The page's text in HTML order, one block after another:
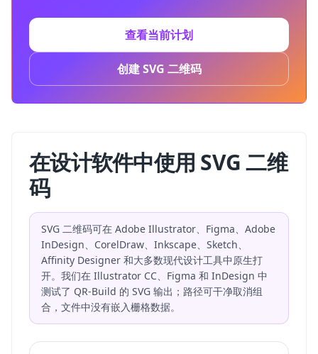
查看当前计划
创建 SVG 二维码
在设计软件中使用 SVG 二维
码
SVG 二维码可在 Adobe Illustrator、Figma、Adobe
InDesign、CorelDraw、Inkscape、Sketch、
Affinity Designer 和大多数现代设计工具中原生打
开。我们在 Illustrator CC、Figma 和 InDesign 中
测试了 QR-Build 的 SVG 输出；路径可干净取消组
合，文件中没有嵌入栅格数据。